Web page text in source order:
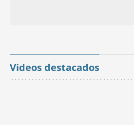
Videos destacados